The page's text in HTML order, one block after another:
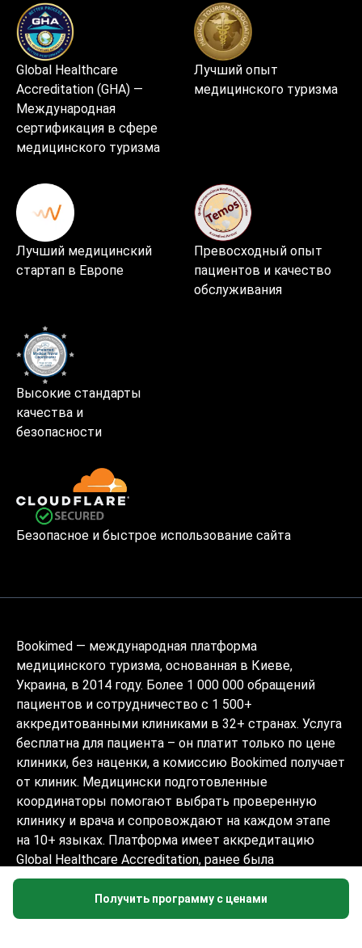
Получить программу с ценами
Global Healthcare
Accreditation (GHA) —
Международная
сертификация в сфере
медицинского туризма
Лучший опыт
медицинского туризма
Лучший медицинский
стартап в Европе
Превосходный опыт
пациентов и качество
обслуживания
Высокие стандарты
качества и
безопасности
Безопасное и быстрое использование сайта
Bookimed — международная платформа
медицинского туризма, основанная в Киеве,
Украина, в 2014 году. Более 1 000 000 обращений
пациентов и сотрудничество с 1 500+
аккредитованными клиниками в 32+ странах. Услуга
бесплатна для пациента – он платит только по цене
клиники, без наценки, а комиссию Bookimed получает
от клиник. Медицински подготовленные
координаторы помогают выбрать проверенную
клинику и врача и сопровождают на каждом этапе
на 10+ языках. Платформа имеет аккредитацию
Global Healthcare Accreditation, ранее была
сертифицирована Temos (2024–2025). Рейтинг 4.6 на
Trustpilot и 4.4 на Google Reviews.
Информация на сайте не может быть